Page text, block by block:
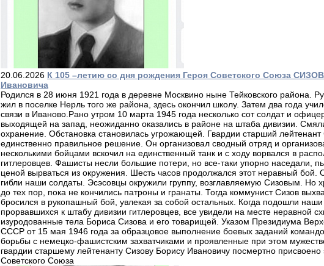
20.06.2026 К 105 –летию со дня рождения Героя Советского Союза
Ивановича
Родился в 28 июня 1921 года в деревне Москвино ныне Тейковского района.
жил в поселке Нерль того же района, здесь окончил школу. Затем два года
связи в Иваново.Рано утром 10 марта 1945 года несколько сот солдат и
выходящей на запад, неожиданно оказались в районе на штаба дивизии.
охранение. Обстановка становилась угрожающей. Гвардии старший
единственно правильное решение. Он организовал сводный отряд и
несколькими бойцами вскочил на единственный танк и с ходу ворвался в
гитлеровцев. Фашисты несли большие потери, но все-таки упорно наседали,
ценой вырваться из окружения. Шесть часов продолжался этот неравный бой.
гибли наши солдаты. Эсэсовцы окружили группу, возглавляемую Сизовым. Но
до тех пор, пока не кончились патроны и гранаты. Тогда коммунист Сизов
бросился в рукопашный бой, увлекая за собой остальных. Когда подошли наши
прорвавшихся к штабу дивизии гитлеровцев, все увидели на месте неравной
изуродованные тела Бориса Сизова и его товарищей. Указом Президиума
СССР от 15 мая 1946 года за образцовое выполнение боевых заданий
борьбы с немецко-фашистским захватчиками и проявленные при этом
гвардии старшему лейтенанту Сизову Борису Ивановичу посмертно присвоено
Советского Союза